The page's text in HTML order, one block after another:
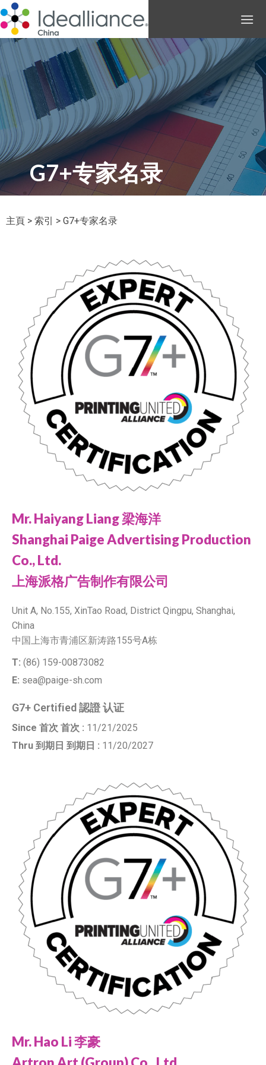
G7+专家名录
主頁 > 索引 > G7+专家名录
Mr. Haiyang Liang 梁海洋
Shanghai Paige Advertising Production
Co., Ltd.
上海派格广告制作有限公司
Unit A, No.155, XinTao Road, District Qingpu, Shanghai,
China
中国上海市青浦区新涛路155号A栋
T: (86) 159-00873082
E: sea@paige-sh.com
G7+ Certified 認證 认证
Since 首次 首次 : 11/21/2025
Thru 到期日 到期日 : 11/20/2027
Mr. Hao Li 李豪